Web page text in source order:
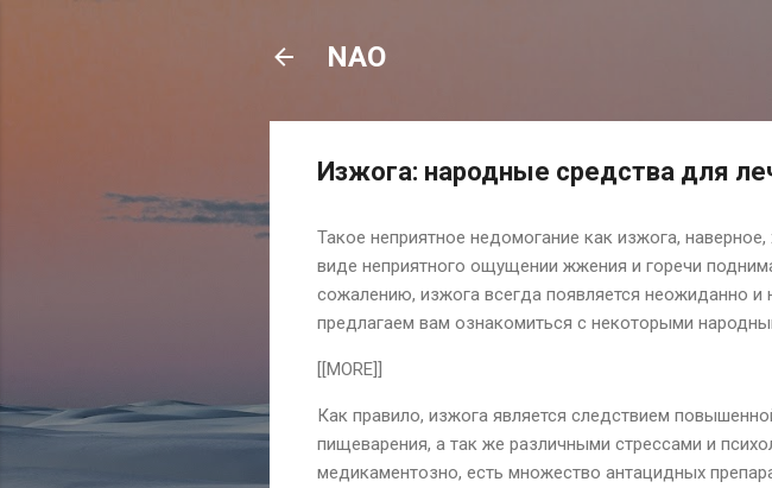
NAO
Изжога: народные средства для
Такое неприятное недомогание как изжога,
виде неприятного ощущении жжения и горечи
сожалению, изжога всегда появляется неожиданно
предлагаем вам ознакомиться с некоторыми
[[MORE]]
Как правило, изжога является следствием
пищеварения, а так же различными стрессами и
медикаментозно, есть множество антацидных